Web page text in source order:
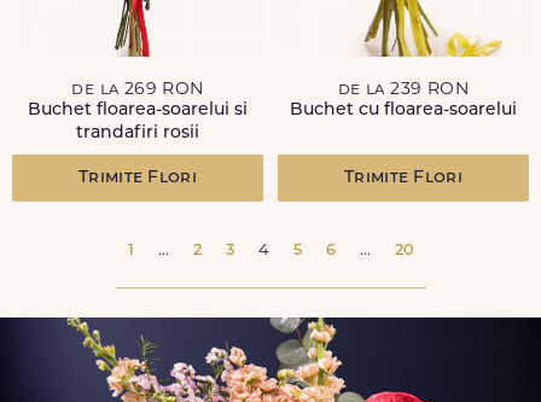
de la 269 RON
Buchet floarea-soarelui si
trandafiri rosii
Trimite Flori
de la 239 RON
Buchet cu floarea-soarelui
Trimite Flori
1 ... 2 3 4 5 6 ... 20